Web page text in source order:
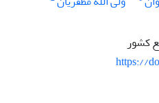
کشور
https://